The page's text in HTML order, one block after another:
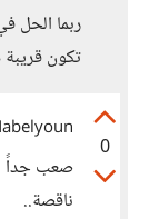
ربما الحل
تكون
0
صعب جداً
ناقصة..